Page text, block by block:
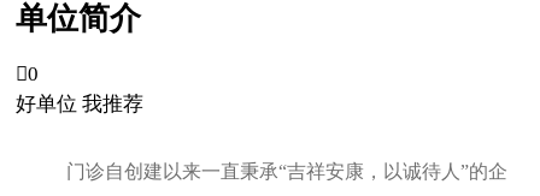
单位简介
0
好单位 我推荐
门诊自创建以来一直秉承“吉祥安康，以诚待人”的企